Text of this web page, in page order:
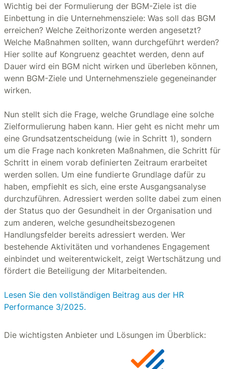
Wichtig bei der Formulierung der BGM-Ziele ist die
Einbettung in die Unternehmensziele: Was soll das BGM
erreichen? Welche Zeithorizonte werden angesetzt?
Welche Maßnahmen sollten, wann durchgeführt werden?
Hier sollte auf Kongruenz geachtet werden, denn auf
Dauer wird ein BGM nicht wirken und überleben können,
wenn BGM-Ziele und Unternehmensziele gegeneinander
wirken.
Nun stellt sich die Frage, welche Grundlage eine solche
Zielformulierung haben kann. Hier geht es nicht mehr um
eine Grundsatzentscheidung (wie in Schritt 1), sondern
um die Frage nach konkreten Maßnahmen, die Schritt für
Schritt in einem vorab definierten Zeitraum erarbeitet
werden sollen. Um eine fundierte Grundlage dafür zu
haben, empfiehlt es sich, eine erste Ausgangsanalyse
durchzuführen. Adressiert werden sollte dabei zum einen
der Status quo der Gesundheit in der Organisation und
zum anderen, welche gesundheitsbezogenen
Handlungsfelder bereits adressiert werden. Wer
bestehende Aktivitäten und vorhandenes Engagement
einbindet und weiterentwickelt, zeigt Wertschätzung und
fördert die Beteiligung der Mitarbeitenden.
Lesen Sie den vollständigen Beitrag aus der HR
Performance 3/2025.
Die wichtigsten Anbieter und Lösungen im Überblick: